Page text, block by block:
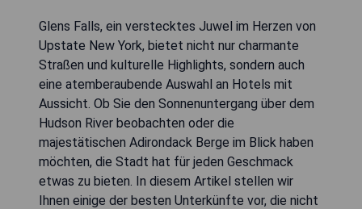
Glens Falls, ein verstecktes Juwel im Herzen von
Upstate New York, bietet nicht nur charmante
Straßen und kulturelle Highlights, sondern auch
eine atemberaubende Auswahl an Hotels mit
Aussicht. Ob Sie den Sonnenuntergang über dem
Hudson River beobachten oder die
majestätischen Adirondack Berge im Blick haben
möchten, die Stadt hat für jeden Geschmack
etwas zu bieten. In diesem Artikel stellen wir
Ihnen einige der besten Unterkünfte vor, die nicht